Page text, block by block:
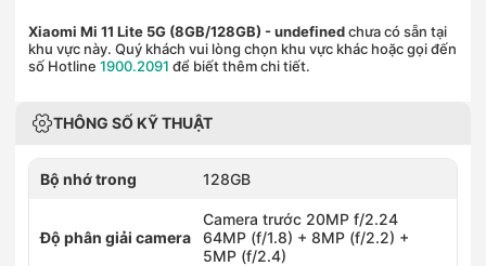
Xiaomi Mi 11 Lite 5G (8GB/128GB) - undefinedchưa có sẵn tại
khu vực này. Quý khách vui lòng chọn khu vực khác hoặc gọi đến
số Hotline 1900.2091 để biết thêm chi tiết.
THÔNG SỐ KỸ THUẬT
Bộ nhớ trong 128GB
Độ phân giải camera
Camera trước 20MP f/2.24
64MP (f/1.8) + 8MP (f/2.2) +
5MP (f/2.4)